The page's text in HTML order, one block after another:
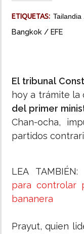
ETIQUETAS: Tailandia
Bangkok / EFE
El tribunal
hoy a trámite la
del primer
Chan-ocha,
partidos
LEA TAMBIÉN:
para controlar
bananera
Prayut, quien